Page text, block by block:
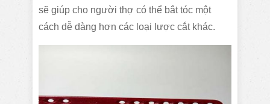
sẽ giúp cho người thợ có thể bắt tóc một
cách dễ dàng hơn các loại lược cắt khác.